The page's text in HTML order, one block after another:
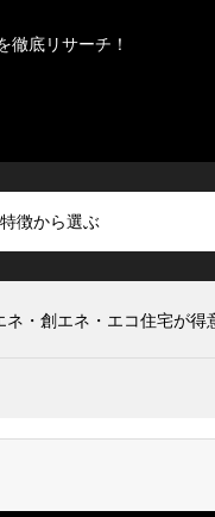
徹底リサーチ！
特徴から選ぶ
ネ・創エネ・エコ住宅が得